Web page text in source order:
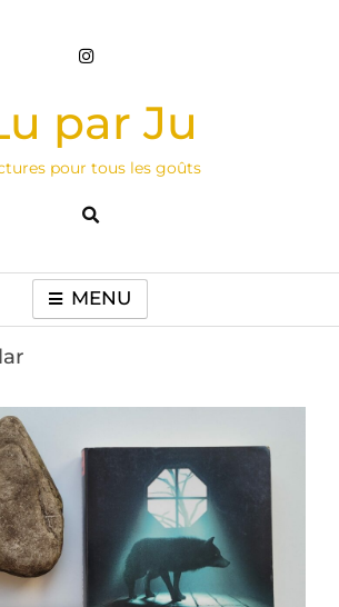
par Ju
pour tous les goûts
MENU